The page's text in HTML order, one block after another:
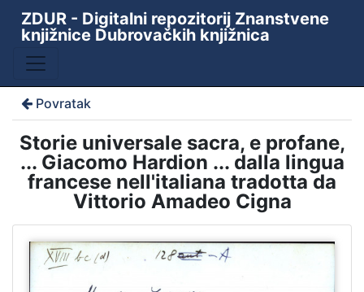
ZDUR - Digitalni repozitorij Znanstvene
knjižnice Dubrovačkih knjižnica
Povratak
Storie universale sacra, e profane,
... Giacomo Hardion ... dalla lingua
francese nell'italiana tradotta da
Vittorio Amadeo Cigna